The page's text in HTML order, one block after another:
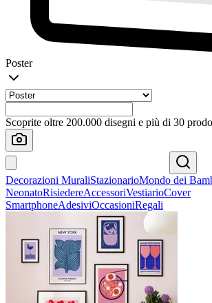
Poster
Scoprite oltre 200.000 disegni e più di 30
Decorazioni MuraliStazionarioMondo dei
NeonatoRisiedereAccessoriVestiarioCover
SmartphoneAdesiviOccasioniRegali